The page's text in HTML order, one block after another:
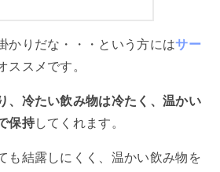
かりだな・・・という方にはサー
ススメです。
、冷たい飲み物は冷たく、温かい
保持してくれます。
も結露しにくく、温かい飲み物を